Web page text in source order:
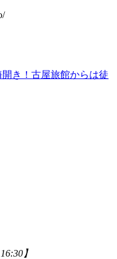
き！古屋旅館からは徒
】